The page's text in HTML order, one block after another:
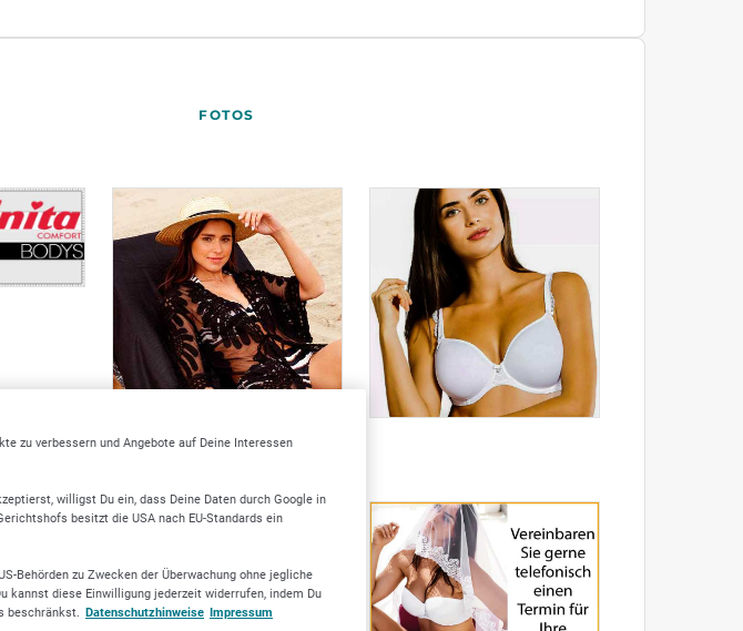
FOTOS
zu verbessern und Angebote auf Deine Interessen
willigst Du ein, dass Deine Daten durch Google in
besitzt die USA nach EU-Standards ein
Behörden zu Zwecken der Überwachung ohne jegliche
kannst diese Einwilligung jederzeit widerrufen, indem Du
beschränkst. Datenschutzhinweise Impressum